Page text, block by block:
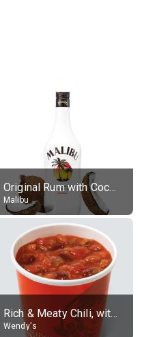
Original Rum with Coconut Flavour (21% alc.)
Malibu
Rich & Meaty Chili, without toppings, large
Wendy's